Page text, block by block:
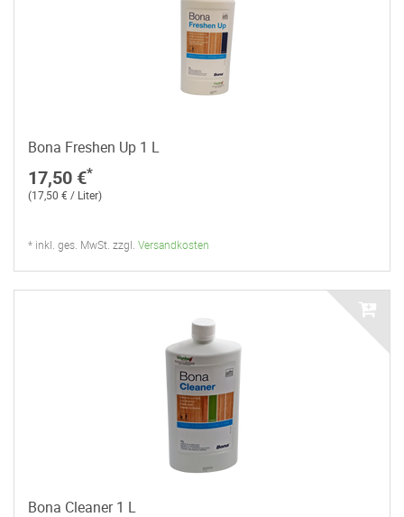
Bona Freshen Up 1 L
17,50 €*
(17,50 € / Liter)
* inkl. ges. MwSt. zzgl. Versandkosten
Bona Cleaner 1 L